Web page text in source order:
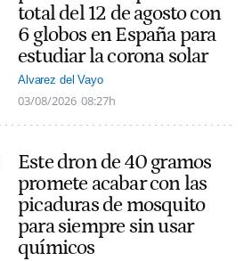
total del 12 de agosto con
6 globos en España para
estudiar la corona solar
Alvarez del Vayo
03/08/2026 08:27h
Este dron de 40 gramos
promete acabar con las
picaduras de mosquito
para siempre sin usar
químicos